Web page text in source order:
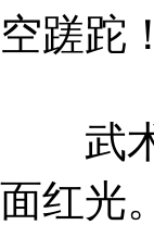
空蹉跎！
武术
面红光。